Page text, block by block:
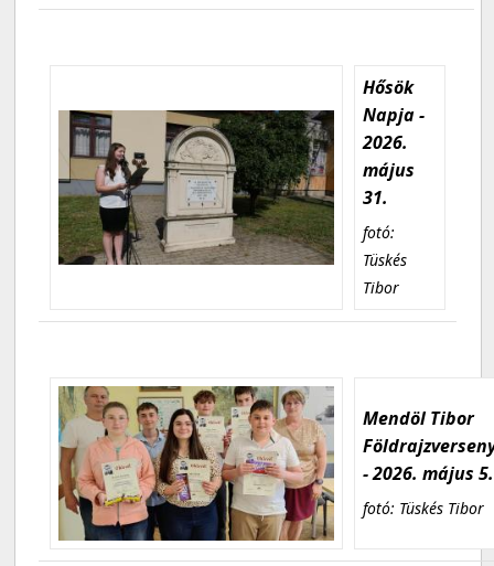
Hősök
Napja -
2026.
május
31.
fotó:
Tüskés
Tibor
Mendöl Tibor
- 2026. május 5.
fotó: Tüskés Tibor